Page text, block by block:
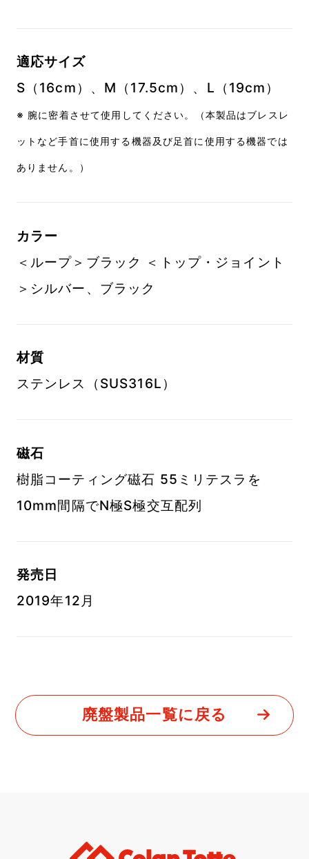
適応サイズ
S（16cm）、M（17.5cm）、L（19cm）
※ 腕に密着させて使用してください。（本製品はブレスレ
ットなど手首に使用する機器及び足首に使用する機器では
ありません。）
カラー
＜ループ＞ブラック ＜トップ・ジョイント
＞シルバー、ブラック
材質
ステンレス（SUS316L）
磁石
樹脂コーティング磁石 55ミリテスラを
10mm間隔でN極S極交互配列
発売日
2019年12月
廃盤製品一覧に戻る